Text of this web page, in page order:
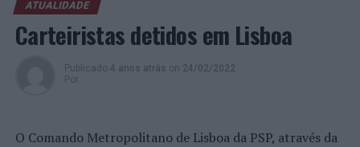
ATUALIDADE
Carteiristas detidos em Lisboa
Publicado 4 anos atrás on 24/02/2022
Por
O Comando Metropolitano de Lisboa da PSP, através da